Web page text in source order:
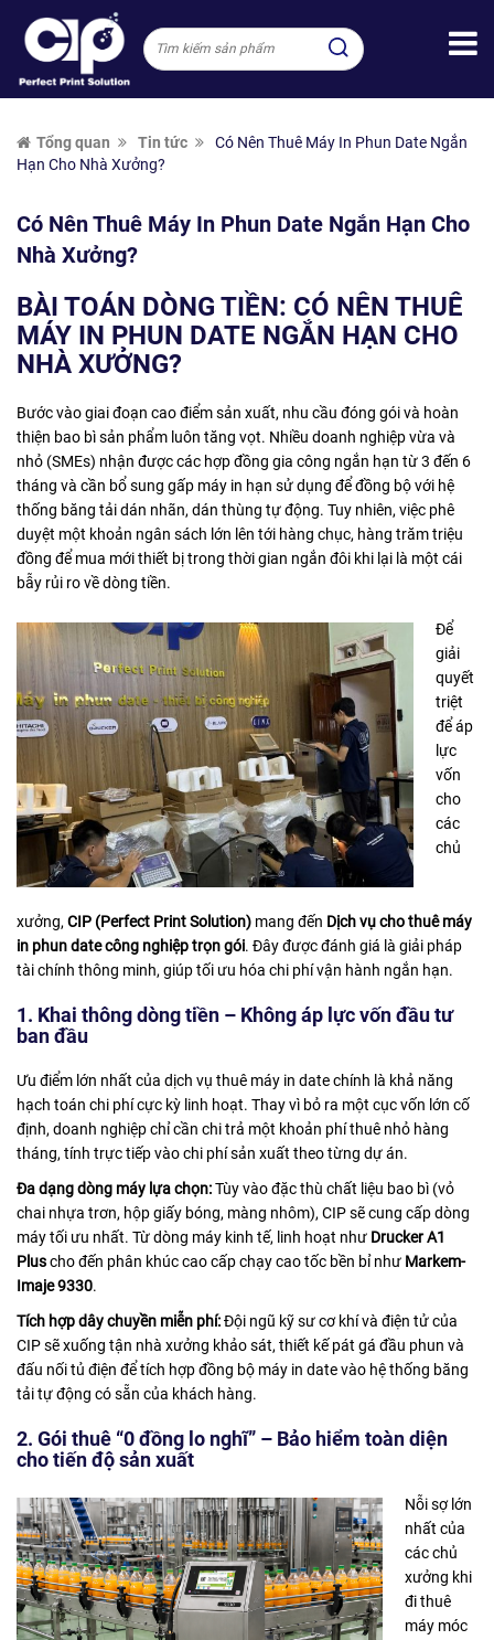
Tổng quan Tin tức
Có Nên Thuê Máy In Phun Date Ngắn
Hạn Cho Nhà Xưởng?
Có Nên Thuê Máy In Phun Date Ngắn Hạn Cho
Nhà Xưởng?
BÀI TOÁN DÒNG TIỀN: CÓ NÊN THUÊ
MÁY IN PHUN DATE NGẮN HẠN CHO
NHÀ XƯỞNG?
Bước vào giai đoạn cao điểm sản xuất, nhu cầu đóng gói và hoàn
thiện bao bì sản phẩm luôn tăng vọt. Nhiều doanh nghiệp vừa và
nhỏ (SMEs) nhận được các hợp đồng gia công ngắn hạn từ 3 đến 6
tháng và cần bổ sung gấp máy in hạn sử dụng để đồng bộ với hệ
thống băng tải dán nhãn, dán thùng tự động. Tuy nhiên, việc phê
duyệt một khoản ngân sách lớn lên tới hàng chục, hàng trăm triệu
đồng để mua mới thiết bị trong thời gian ngắn đôi khi lại là một cái
bẫy rủi ro về dòng tiền.
Để
giải
quyết
triệt
để áp
lực
vốn
cho
các
chủ
xưởng, CIP (Perfect Print Solution) mang đến Dịch vụ cho thuê máy
in phun date công nghiệp trọn gói. Đây được đánh giá là giải pháp
tài chính thông minh, giúp tối ưu hóa chi phí vận hành ngắn hạn.
1. Khai thông dòng tiền – Không áp lực vốn đầu tư
ban đầu
Ưu điểm lớn nhất của dịch vụ thuê máy in date chính là khả năng
hạch toán chi phí cực kỳ linh hoạt. Thay vì bỏ ra một cục vốn lớn cố
định, doanh nghiệp chỉ cần chi trả một khoản phí thuê nhỏ hàng
tháng, tính trực tiếp vào chi phí sản xuất theo từng dự án.
Đa dạng dòng máy lựa chọn:Tùy vào đặc thù chất liệu bao bì (vỏ
chai nhựa trơn, hộp giấy bóng, màng nhôm), CIP sẽ cung cấp dòng
máy tối ưu nhất. Từ dòng máy kinh tế, linh hoạt như Drucker A1
Pluscho đến phân khúc cao cấp chạy cao tốc bền bỉ như Markem-
Imaje 9330.
Tích hợp dây chuyền miễn phí:Đội ngũ kỹ sư cơ khí và điện tử của
CIP sẽ xuống tận nhà xưởng khảo sát, thiết kế pát gá đầu phun và
đấu nối tủ điện để tích hợp đồng bộ máy in date vào hệ thống băng
tải tự động có sẵn của khách hàng.
2. Gói thuê “0 đồng lo nghĩ” – Bảo hiểm toàn diện
cho tiến độ sản xuất
Nỗi sợ lớn
nhất của
các chủ
xưởng khi
đi thuê
máy móc